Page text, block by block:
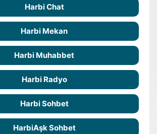
Harbi Chat
Harbi Mekan
Harbi Muhabbet
Harbi Radyo
Harbi Sohbet
HarbiAşk Sohbet